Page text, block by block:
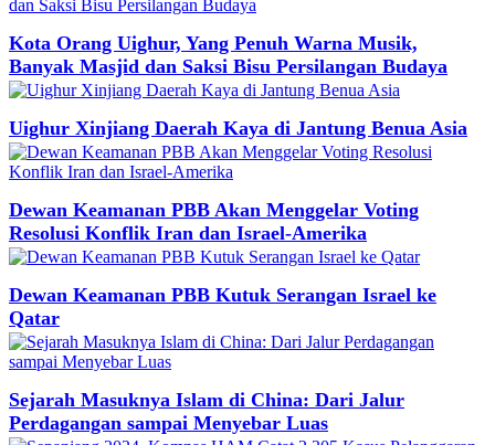
Kota Orang Uighur, Yang Penuh Warna Musik,
Banyak Masjid dan Saksi Bisu Persilangan Budaya
Uighur Xinjiang Daerah Kaya di Jantung Benua Asia
Dewan Keamanan PBB Akan Menggelar Voting
Resolusi Konflik Iran dan Israel-Amerika
Dewan Keamanan PBB Kutuk Serangan Israel ke
Qatar
Sejarah Masuknya Islam di China: Dari Jalur
Perdagangan sampai Menyebar Luas